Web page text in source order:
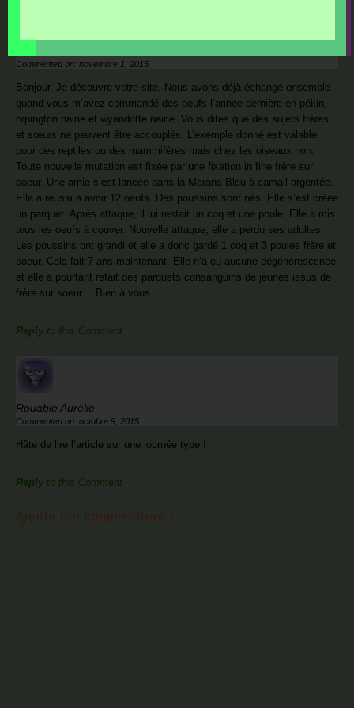
Commented on: novembre 1, 2015
Bonjour. Je découvre votre site. Nous avons déjà échangé ensemble
quand vous m’avez commandé des oeufs l’année dernière en pékin,
orpington naine et wyandotte naine. Vous dites que des sujets frères
et sœurs ne peuvent être accouplés. L’exemple donné est valable
pour des reptiles ou des mammifères mais chez les oiseaux non.
Toute nouvelle mutation est fixée par une fixation in fine frère sur
soeur. Une amie s’est lancée dans la Marans Bleu à camail argentée.
Elle a réussi à avoir 12 oeufs. Des poussins sont nés. Elle s’est créée
un parquet. Après attaque, il lui restait un coq et une poule. Elle a mis
tous les oeufs à couver. Nouvelle attaque, elle a perdu ses adultes.
Les poussins ont grandi et elle a donc gardé 1 coq et 3 poules frère et
soeur. Cela fait 7 ans maintenant. Elle n’a eu aucune dégénérescence
et elle a pourtant refait des parquets consanguins de jeunes issus de
frère sur soeur… Bien à vous.
Reply to this Comment
Rouable Aurélie
Commented on: octobre 9, 2015
Hâte de lire l’article sur une journée type !
Reply to this Comment